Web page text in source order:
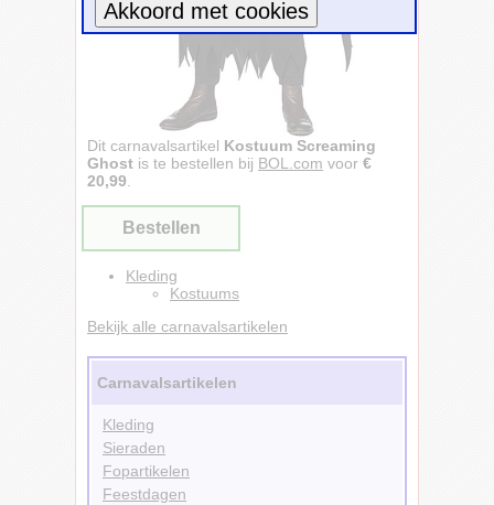
Dit carnavalsartikel Kostuum Screaming
Ghost is te bestellen bij BOL.com voor €
20,99.
Bestellen
Kleding
Kostuums
Bekijk alle carnavalsartikelen
Carnavalsartikelen
Kleding
Sieraden
Fopartikelen
Feestdagen
Meer informatie